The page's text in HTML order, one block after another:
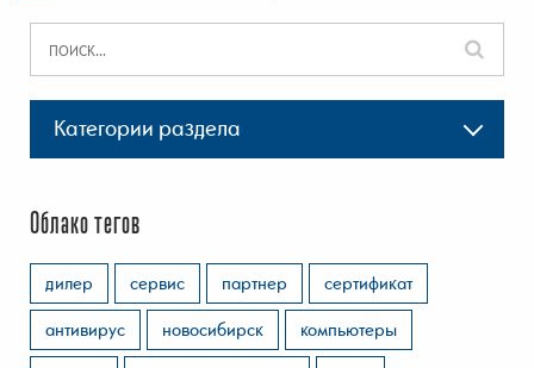
Категории раздела
Облако тегов
дилер сервис партнер
сертификат
антивирус
новосибирск
компьютеры